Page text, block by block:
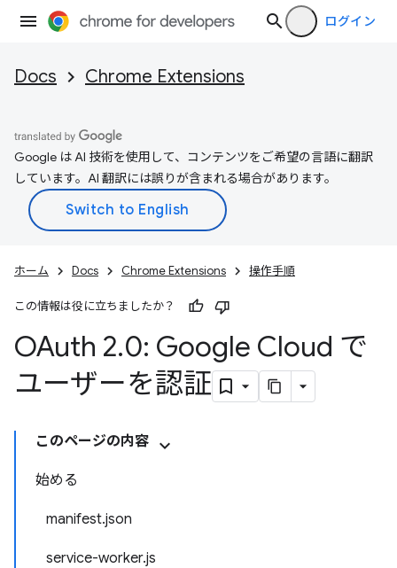
ログイン
Docs Chrome Extensions
Google は AI 技術を使用して、コンテンツをご希望の言語に翻訳
しています。AI 翻訳には誤りが含まれる場合があります。
ホーム Docs Chrome Extensions 操作手順
この情報は役に立ちましたか？
OAuth 2.0: Google Cloud で
ユーザーを認証
このページの内容
始める
manifest.json
service-worker.js